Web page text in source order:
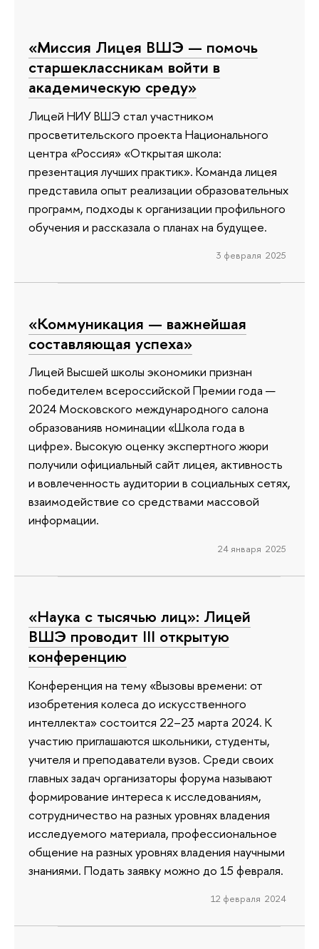
«Миссия Лицея ВШЭ — помочь
старшеклассникам войти в
академическую среду»
Лицей НИУ ВШЭ стал участником
просветительского проекта Национального
центра «Россия» «Открытая школа:
презентация лучших практик». Команда лицея
представила опыт реализации образовательных
программ, подходы к организации профильного
обучения и рассказала о планах на будущее.
3 февраля 2025
«Коммуникация — важнейшая
составляющая успеха»
Лицей Высшей школы экономики признан
победителем всероссийской Премии года —
2024 Московского международного салона
образованияв номинации «Школа года в
цифре». Высокую оценку экспертного жюри
получили официальный сайт лицея, активность
и вовлеченность аудитории в социальных сетях,
взаимодействие со средствами массовой
информации.
24 января 2025
«Наука с тысячью лиц»: Лицей
ВШЭ проводит III открытую
конференцию
Конференция на тему «Вызовы времени: от
изобретения колеса до искусственного
интеллекта» состоится 22–23 марта 2024. К
участию приглашаются школьники, студенты,
учителя и преподаватели вузов. Среди своих
главных задач организаторы форума называют
формирование интереса к исследованиям,
сотрудничество на разных уровнях владения
исследуемого материала, профессиональное
общение на разных уровнях владения научными
знаниями. Подать заявку можно до 15 февраля.
12 февраля 2024